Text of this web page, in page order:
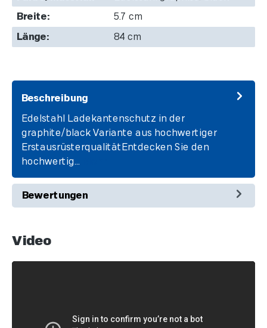
Breite: 5.7 cm
Länge: 84 cm
Beschreibung
Edelstahl Ladekantenschutz in der
graphite/black Variante aus hochwertiger
ErstausrüsterqualitätEntdecken Sie den
hochwertig…
Bewertungen
Video